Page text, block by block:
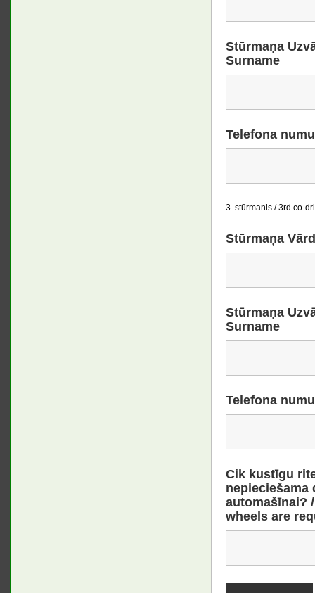
Stūrmaņa
Surname
Telefona
3. stūrmanis / 3rd co-
Stūrmaņa
Stūrmaņa
Surname
Telefona
Cik kustīgu
nepieciešama
automašīnai?
wheels are